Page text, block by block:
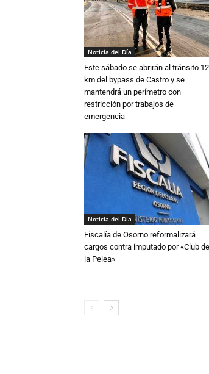
Noticia del Día
Este sábado se abrirán al tránsito 12
km del bypass de Castro y se
mantendrá un perímetro con
restricción por trabajos de
emergencia
Noticia del Día
Fiscalía de Osorno reformalizará
cargos contra imputado por «Club de
la Pelea»